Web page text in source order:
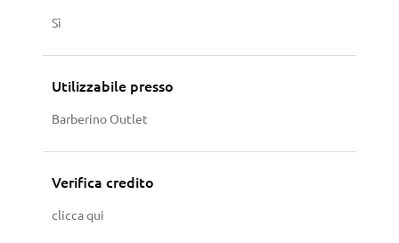
Sì
Utilizzabile presso
Barberino Outlet
Verifica credito
clicca qui